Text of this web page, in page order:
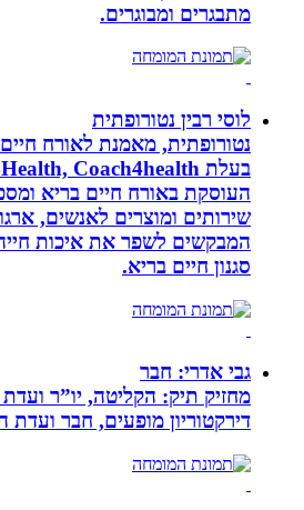
מתבגרים ומבוגרים.
לוסי רבין נטורופתית
נטורופתית, מאמנת לאורח חיים
העוסקת באורח חיים בריא ומספקת
שירותים ומוצרים לאנשים, ארגונים
המבקשים לשפר את איכות חייהם
סגנון חיים בריא.
גבי אדרי: חבר
מחזיק תיק: הקליטה, יו”ר ועדת
דירקטוריון מופעים, חבר ועדת